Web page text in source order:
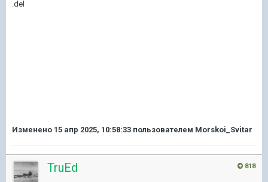
.del
Изменено 15 апр 2025, 10:58:33 пользователем Morskoi_Svitar
818
TruEd